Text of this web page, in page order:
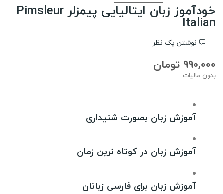
خودآموز زبان ایتالیایی پیمزلر Pimsleur
Italian
نوشتن یک نظر
990,000 تومان
بدون مالیات
آموزش زبان بصورت شنیداری
آموزش زبان در کوتاه ترین زمان
آموزش زبان برای فارسی زبانان